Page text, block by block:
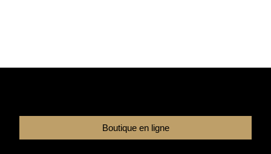
Boutique en ligne